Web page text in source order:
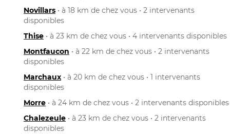
Novillars • à 18 km de chez vous • 2 intervenants
disponibles
Thise • à 23 km de chez vous • 4 intervenants disponibles
Montfaucon • à 22 km de chez vous • 2 intervenants
disponibles
Marchaux • à 20 km de chez vous • 1 intervenants
disponibles
Morre • à 24 km de chez vous • 2 intervenants disponibles
Chalezeule • à 23 km de chez vous • 2 intervenants
disponibles